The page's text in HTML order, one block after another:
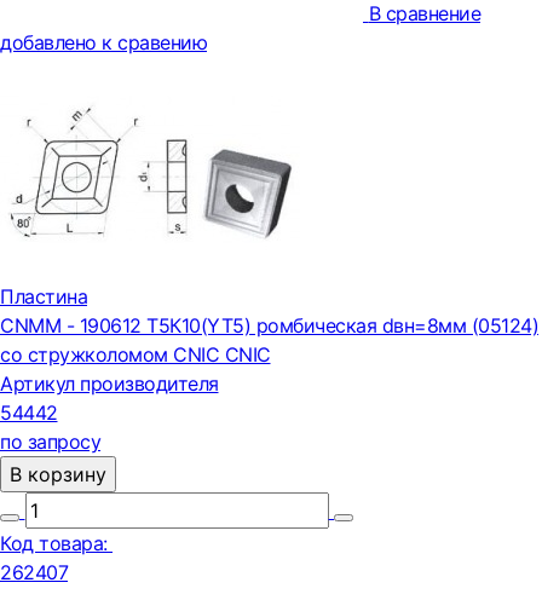
В сравнение
добавлено к сравению
Пластина
CNMM - 190612 Т5К10(YT5) ромбическая dвн=8мм (05124)
со стружколомом CNIC CNIC
Артикул производителя
54442
по запросу
В корзину
Код товара:
262407